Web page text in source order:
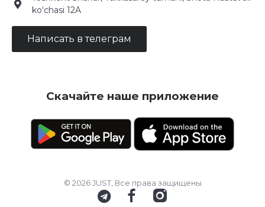
ko‘chasi 12A
Написать в телеграм
Скачайте наше приложение
© 2026 JUST, Все права защищены